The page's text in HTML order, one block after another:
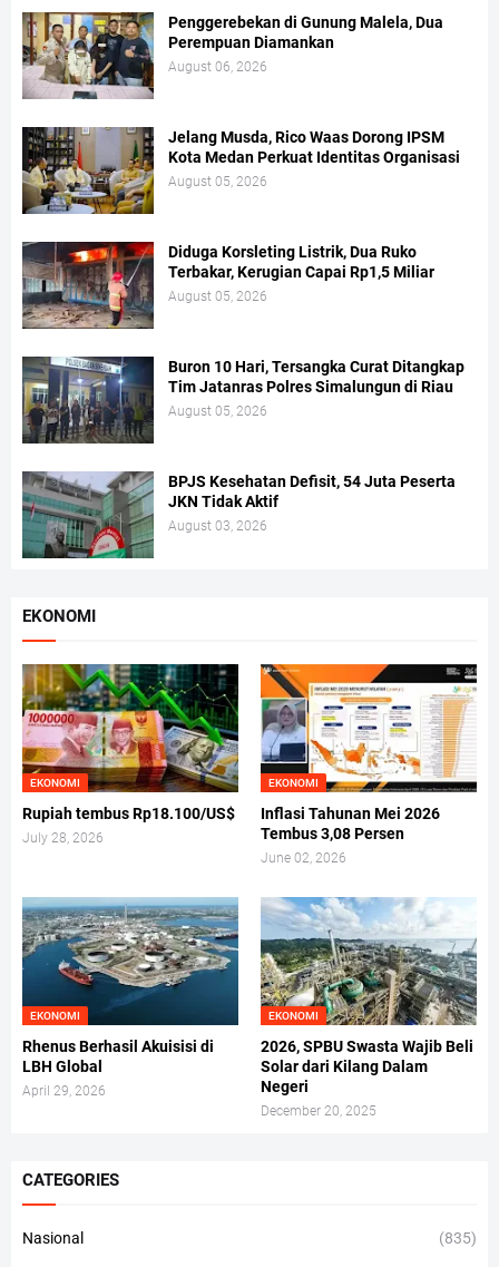
Penggerebekan di Gunung Malela, Dua
Perempuan Diamankan
August 06, 2026
Jelang Musda, Rico Waas Dorong IPSM
Kota Medan Perkuat Identitas Organisasi
August 05, 2026
Diduga Korsleting Listrik, Dua Ruko
Terbakar, Kerugian Capai Rp1,5 Miliar
August 05, 2026
Buron 10 Hari, Tersangka Curat Ditangkap
Tim Jatanras Polres Simalungun di Riau
August 05, 2026
BPJS Kesehatan Defisit, 54 Juta Peserta
JKN Tidak Aktif
August 03, 2026
EKONOMI
EKONOMI
Rupiah tembus Rp18.100/US$
July 28, 2026
EKONOMI
Inflasi Tahunan Mei 2026
Tembus 3,08 Persen
June 02, 2026
EKONOMI
Rhenus Berhasil Akuisisi di
LBH Global
April 29, 2026
EKONOMI
2026, SPBU Swasta Wajib Beli
Solar dari Kilang Dalam
Negeri
December 20, 2025
CATEGORIES
Nasional (835)